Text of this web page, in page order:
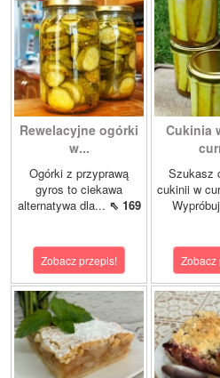
Rewelacyjne ogórki
w...
Ogórki z przyprawą
gyros to ciekawa
alternatywa dla... ⇖ 169
Zobacz przepis!
Cukinia
Szukasz
cukinii w
Zobacz